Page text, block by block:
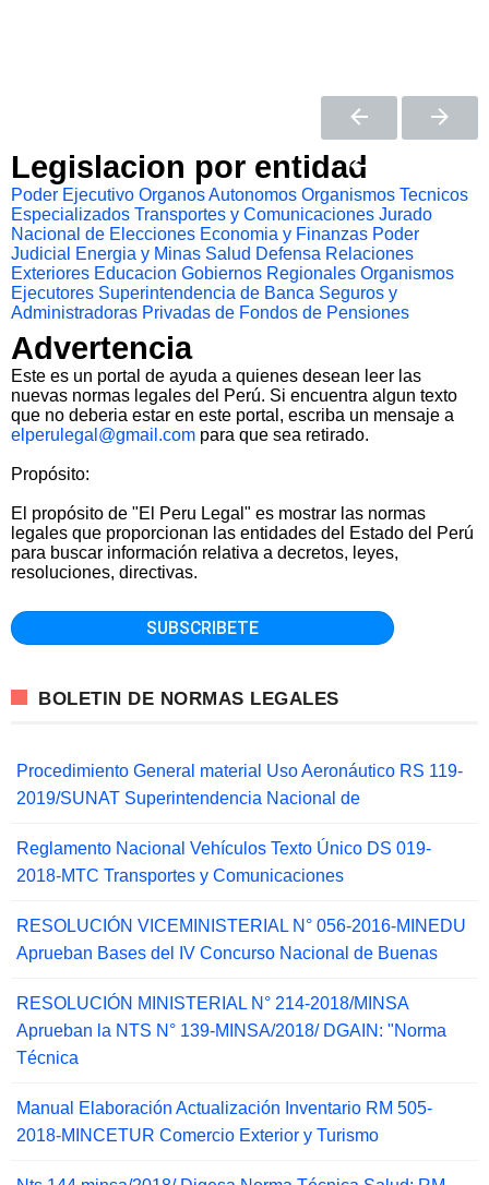
Legislacion por entidad
Poder Ejecutivo Organos Autonomos Organismos Tecnicos
Especializados Transportes y Comunicaciones Jurado
Nacional de Elecciones Economia y Finanzas Poder
Judicial
Energia y Minas Salud Defensa Relaciones
Exteriores Educacion Gobiernos Regionales Organismos
Ejecutores Superintendencia de Banca Seguros y
Administradoras Privadas de Fondos de Pensiones
Advertencia
Este es un portal de ayuda a quienes desean leer las
nuevas normas legales del Perú. Si encuentra algun texto
que no deberia estar en este portal, escriba un mensaje a
elperulegal@gmail.com para que sea retirado.
Propósito:
El propósito de "El Peru Legal" es mostrar las normas
legales que proporcionan las entidades del Estado del Perú
para buscar información relativa a decretos, leyes,
resoluciones, directivas.
BOLETIN DE NORMAS LEGALES
Procedimiento General material Uso Aeronáutico RS 119-
2019/SUNAT Superintendencia Nacional de
Reglamento Nacional Vehículos Texto Único DS 019-
2018-MTC Transportes y Comunicaciones
RESOLUCIÓN VICEMINISTERIAL N° 056-2016-MINEDU
Aprueban Bases del IV Concurso Nacional de Buenas
RESOLUCIÓN MINISTERIAL N° 214-2018/MINSA
Aprueban la NTS N° 139-MINSA/2018/ DGAIN: "Norma
Técnica
Manual Elaboración Actualización Inventario RM 505-
2018-MINCETUR Comercio Exterior y Turismo